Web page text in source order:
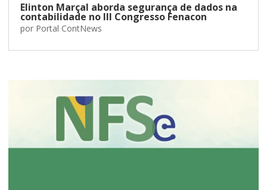
Elinton Marçal aborda segurança de dados na
contabilidade no III Congresso Fenacon
por Portal ContNews